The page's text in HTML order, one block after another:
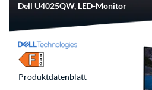
Dell U4025QW, LED-Monitor
Produkt­datenblatt